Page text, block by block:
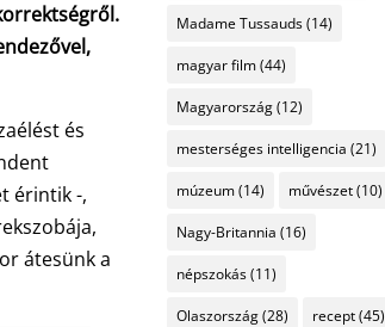
és
érintik -,
átesünk a
Madame Tussauds(14)
magyar film(44)
Magyarország(12)
mesterséges intelligencia (21)
múzeum(14) művészet(10)
Nagy-Britannia (16)
népszokás(11)
Olaszország(28) recept(45)